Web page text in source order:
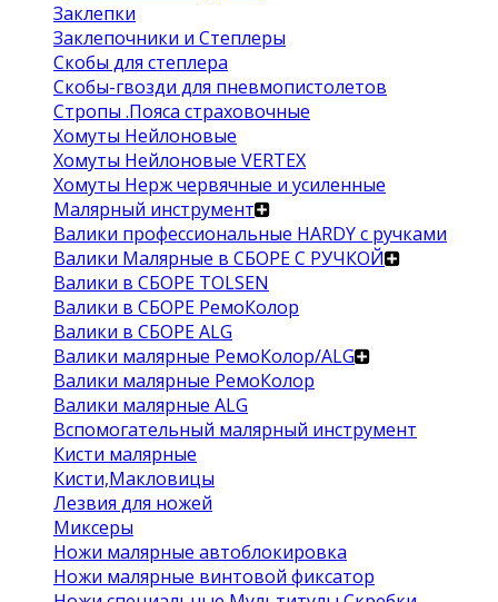
Заклепки
Заклепочники и Степлеры
Скобы для степлера
Скобы-гвозди для пневмопистолетов
Стропы .Пояса страховочные
Хомуты Нейлоновые
Хомуты Нейлоновые VERTEX
Хомуты Нерж червячные и усиленные
Малярный инструмент
Валики профессиональные HARDY с ручками
Валики Малярные в СБОРЕ С РУЧКОЙ
Валики в СБОРЕ TOLSEN
Валики в СБОРЕ РемоКолор
Валики в СБОРЕ ALG
Валики малярные РемоКолор/ALG
Валики малярные РемоКолор
Валики малярные ALG
Вспомогательный малярный инструмент
Кисти малярные
Кисти,Макловицы
Лезвия для ножей
Миксеры
Ножи малярные автоблокировка
Ножи малярные винтовой фиксатор